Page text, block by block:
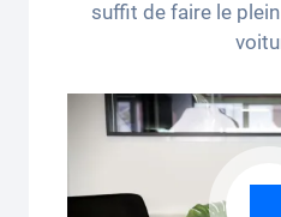
suffit de faire le